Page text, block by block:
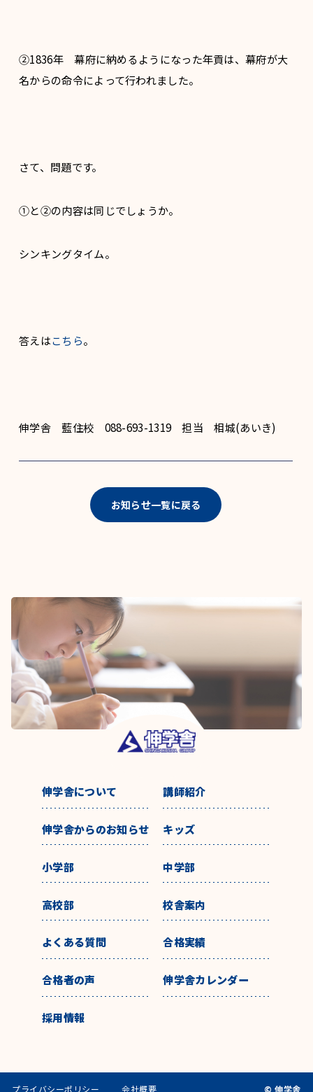
②1836年 幕府に納めるようになった年貢は、幕府が大
名からの命令によって行われました。
さて、問題です。
①と②の内容は同じでしょうか。
シンキングタイム。
答えはこちら。
伸学舎 藍住校 088-693-1319 担当 相城(あいき)
お知らせ一覧に戻る
伸学舎について 講師紹介
伸学舎からのお知らせ キッズ
小学部 中学部
高校部 校舎案内
よくある質問 合格実績
合格者の声 伸学舎カレンダー
採用情報
プライバシーポリシー 会社概要 © 伸学舎